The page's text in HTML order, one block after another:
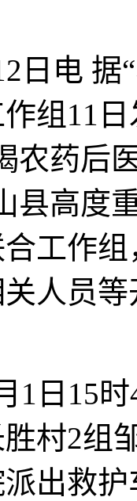
日电 据
组11
农药后
县高度
工作
人员
15时
村2组
出救